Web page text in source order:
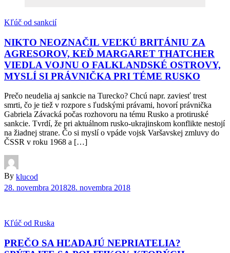
Kľúč od sankcií
NIKTO NEOZNAČIL VEĽKÚ BRITÁNIU ZA
AGRESOROV, KEĎ MARGARET THATCHER
VIEDLA VOJNU O FALKLANDSKÉ OSTROVY,
MYSLÍ SI PRÁVNIČKA PRI TÉME RUSKO
Prečo neudelia aj sankcie na Turecko? Chcú napr. zaviesť trest
smrti, čo je tiež v rozpore s ľudskými právami, hovorí právnička
Gabriela Závacká počas rozhovoru na tému Rusko a protiruské
sankcie. Tvrdí, že pri aktuálnom rusko-ukrajinskom konflikte nestojí
na žiadnej strane. Čo si myslí o vpáde vojsk Varšavskej zmluvy do
ČSSR v roku 1968 a […]
By klucod
28. novembra 201828. novembra 2018
Kľúč od Ruska
PREČO SA HĽADAJÚ NEPRIATELIA?